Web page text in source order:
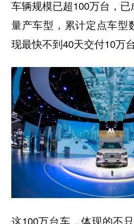
车辆规模已超100万台，
量产车型，累计定点车型
现最快不到40天交付10万
这100万台车，体现的不